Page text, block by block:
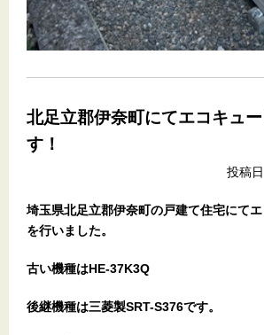
北足立郡伊奈町にてエコキュ
す！
投稿
埼玉県北足立郡伊奈町の戸建て住宅にて
を行いました。
古い機種はHE-37K3Q
後継機種は三菱製SRT-S376です。